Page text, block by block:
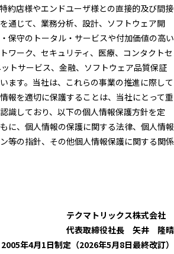
約店様やエンドユーザ様との直接的及び間接
通じて、業務分析、設計、ソフトウェア開
保守のトータル・サービスや付加価値の高い
ワーク、セキュリティ、医療、コンタクトセ
トサービス、金融、ソフトウェア品質保証
ます。当社は、これらの事業の推進に際して
報を適切に保護することは、当社にとって重
識しており、以下の個人情報保護方針を定
に、個人情報の保護に関する法律、個人情報
等の指針、その他個人情報保護に関する関係
テクマトリックス株式会社
代表取締役社長 矢井 隆晴
2005年4月1日制定（2026年5月8日最終改訂）